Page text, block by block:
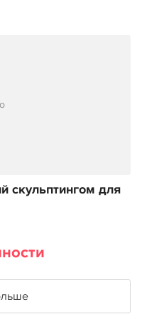
скульптингом для